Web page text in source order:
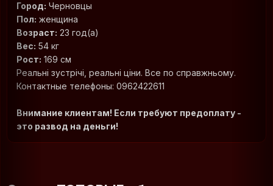
Город: Черновцы
Пол: женщина
Возраст: 23 год(а)
Вес: 54 кг
Рост: 169 см
Реальні зустрічі, реальні ціни. Все по справжньому.
Контактные телефоны: 0962422611
Внимание клиентам! Если требуют предоплату -
это развод на деньги!